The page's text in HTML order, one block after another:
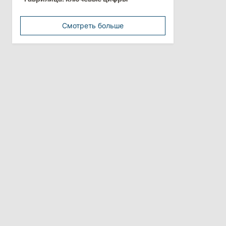
минимальной зарплатой
Политика
Анна Ревенко уходит с поста главы
Смотреть больше